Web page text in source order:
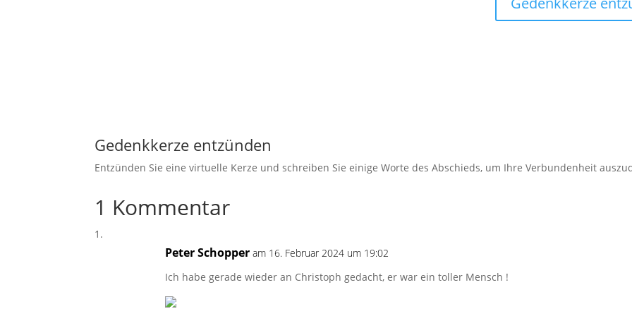
Gedenkkerze entzünden
Entzünden Sie eine virtuelle Kerze und schreiben Sie einige Worte des Abschieds, um Ihre Verbundenheit
1 Kommentar
Peter Schopper am 16. Februar 2024 um 19:02
Ich habe gerade wieder an Christoph gedacht, er war ein toller Mensch !